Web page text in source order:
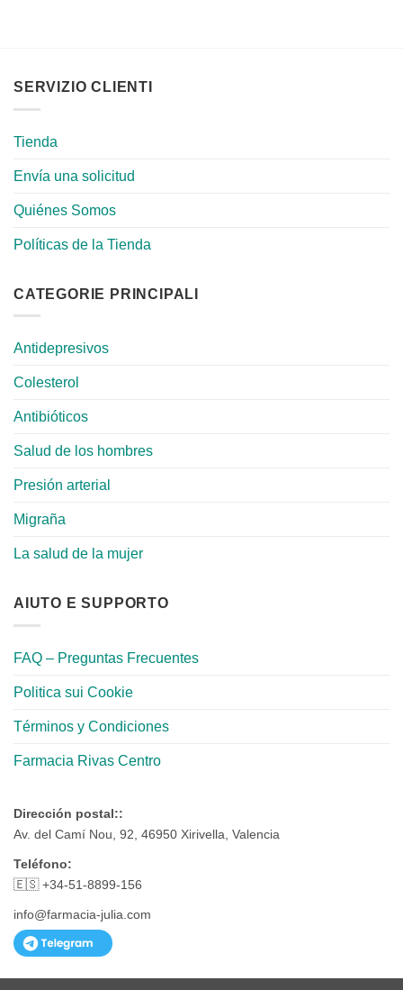
SERVIZIO CLIENTI
Tienda
Envía una solicitud
Quiénes Somos
Políticas de la Tienda
CATEGORIE PRINCIPALI
Antidepresivos
Colesterol
Antibióticos
Salud de los hombres
Presión arterial
Migraña
La salud de la mujer
AIUTO E SUPPORTO
FAQ – Preguntas Frecuentes
Politica sui Cookie
Términos y Condiciones
Farmacia Rivas Centro
Dirección postal::
Av. del Camí Nou, 92, 46950 Xirivella, Valencia
Teléfono:
🇪🇸 +34-51-8899-156
info@farmacia-julia.com